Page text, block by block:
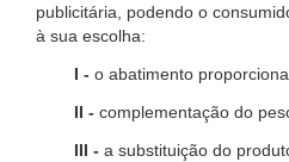
publicitária, podendo o
à sua escolha:
I - o abatimento
II - complementação do
III - a substituição do